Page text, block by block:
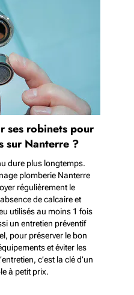
ses robinets pour
sur Nanterre ?
dure plus longtemps.
plomberie Nanterre
régulièrement le
de calcaire et
utilisés au moins 1 fois
un entretien préventif
pour préserver le bon
et éviter les
c’est la clé d’un
à petit prix.